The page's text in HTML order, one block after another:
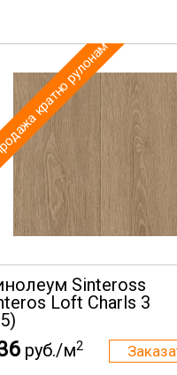
кратно рулонам
Sinteross
Loft Charls 3
руб./м2